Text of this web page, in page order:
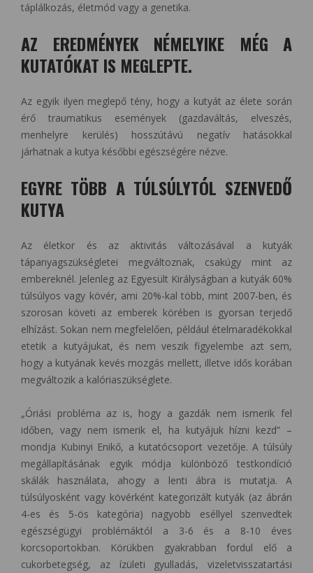
táplálkozás, életmód vagy a genetika.
AZ EREDMÉNYEK NÉMELYIKE MÉG A
KUTATÓKAT IS MEGLEPTE.
Az egyik ilyen meglepő tény, hogy a kutyát az élete során
érő traumatikus események (gazdaváltás, elveszés,
menhelyre kerülés) hosszútávú negatív hatásokkal
járhatnak a kutya későbbi egészségére nézve.
EGYRE TÖBB A TÚLSÚLYTÓL SZENVEDŐ
KUTYA
Az életkor és az aktivitás változásával a kutyák
tápanyagszükségletei megváltoznak, csakúgy mint az
embereknél. Jelenleg az Egyesült Királyságban a kutyák 60%
túlsúlyos vagy kövér, ami 20%-kal több, mint 2007-ben, és
szorosan követi az emberek körében is gyorsan terjedő
elhízást. Sokan nem megfelelően, például ételmaradékokkal
etetik a kutyájukat, és nem veszik figyelembe azt sem,
hogy a kutyának kevés mozgás mellett, illetve idős korában
megváltozik a kalóriaszükséglete.
„Óriási probléma az is, hogy a gazdák nem ismerik fel
időben, vagy nem ismerik el, ha kutyájuk hízni kezd” –
mondja Kubinyi Enikő, a kutatócsoport vezetője. A túlsúly
megállapításának egyik módja különböző testkondíció
skálák használata, ahogy a lenti ábra is mutatja. A
túlsúlyosként vagy kövérként kategorizált kutyák (az ábrán
4-es és 5-ös kategória) nagyobb eséllyel szenvedtek
egészségügyi problémáktól a 3-6 és a 8-10 éves
korcsoportokban. Körükben gyakrabban fordul elő a
cukorbetegség, az ízületi gyulladás, vizeletvisszatartási